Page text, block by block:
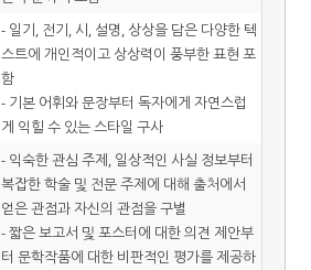
- 일기, 전기, 시, 설명, 상상을 담은 다양한 텍
스트에 개인적이고 상상력이 풍부한 표현 포
함
- 기본 어휘와 문장부터 독자에게 자연스럽
게 익힐 수 있는 스타일 구사
- 익숙한 관심 주제, 일상적인 사실 정보부터
복잡한 학술 및 전문 주제에 대해 출처에서
얻은 관점과 자신의 관점을 구별
- 짧은 보고서 및 포스터에 대한 의견 제안부
터 문학작품에 대한 비판적인 평가를 제공하